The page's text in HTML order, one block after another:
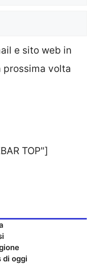
e sito web in
prossima volta
TOP"]
di oggi